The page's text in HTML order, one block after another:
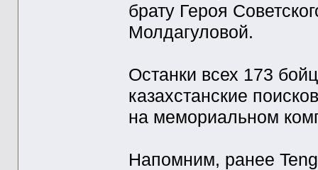
брату Героя
Молдагуловой.
Останки всех 173
казахстанские
на мемориальном
Напомним, ранее